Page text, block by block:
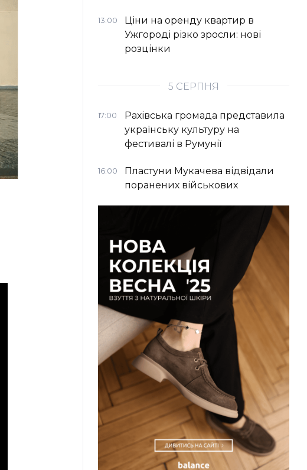
13:00
Ціни на оренду квартир в
Ужгороді різко зросли: нові
розцінки
5 СЕРПНЯ
17:00
Рахівська громада представила
українську культуру на
фестивалі в Румунії
16:00
Пластуни Мукачева відвідали
поранених військових